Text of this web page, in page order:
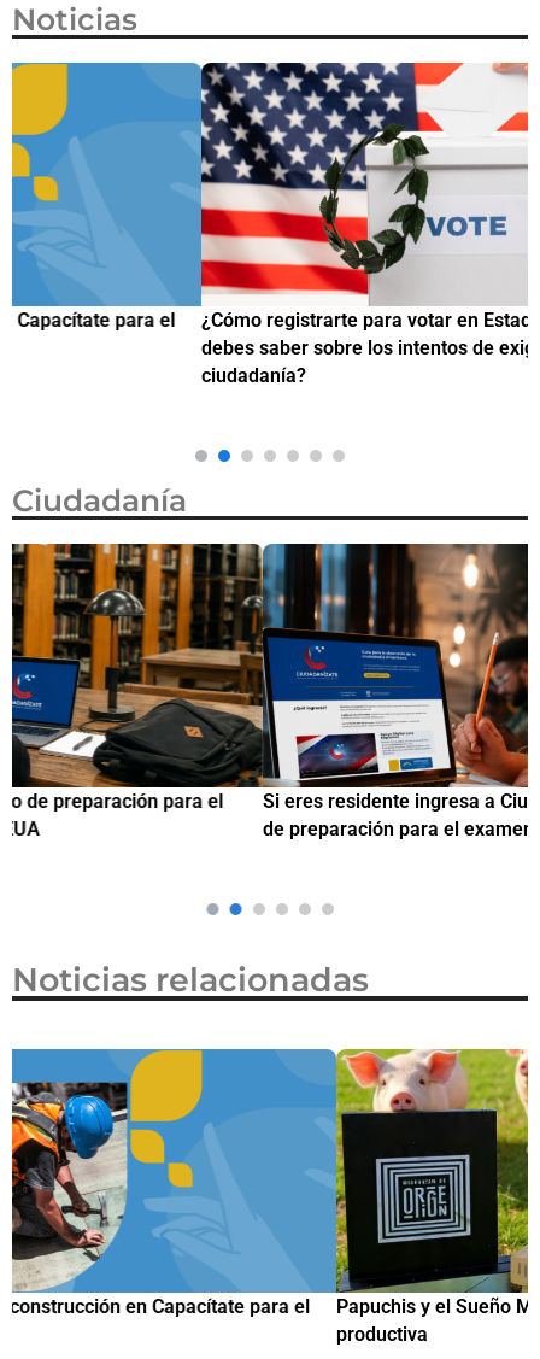
Noticias
¿Cómo registrarte para votar en Estados Unidos y qué
debes saber sobre los intentos de exigir prueba de
Ciudadanía
Si eres residente ingresa a Ciudadanízate, el curso gratuito
de preparación para el examen de naturalización en EUA
Noticias relacionadas
Papuchis y el Sueño Michoacano como alternativa